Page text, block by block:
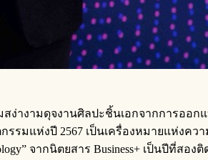
างามดุจงานศิลปะชิ้นเอกจากการออ
กรรมแห่งปี 2567 เป็นเครื่องหมายแห่
จากนิตยสาร Business+ เป็นปีที่ส